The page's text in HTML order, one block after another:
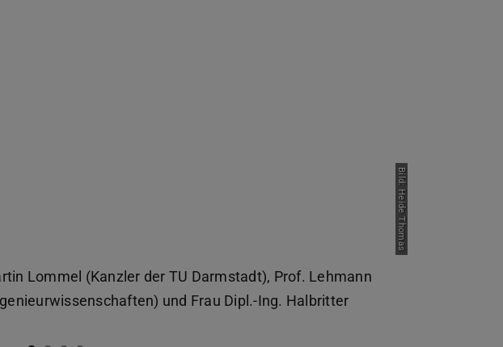
Bild: Heide Thomas
Lommel (Kanzler der TU Darmstadt), Prof. Lehmann
und Frau Dipl.-Ing. Halbritter